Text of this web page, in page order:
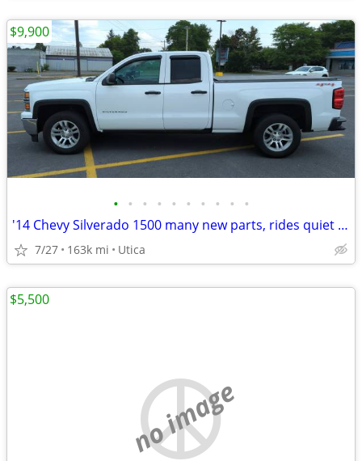
• • • • • • • • • •
'14 Chevy Silverado 1500 many new parts, rides quiet and smooth
7/27 163k mi Utica
$9,900
no image
$5,500